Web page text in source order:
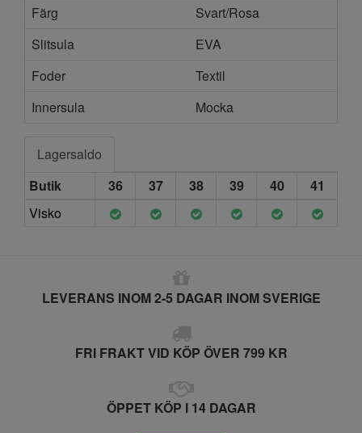
Färg
Svart/Rosa
Slitsula
EVA
Foder
Textil
Innersula
Mocka
Lagersaldo
Butik
36 37 38 39 40
41
Visko
LEVERANS INOM 2-5 DAGAR INOM SVERIGE
FRI FRAKT VID KÖP ÖVER 799 KR
ÖPPET KÖP I 14 DAGAR